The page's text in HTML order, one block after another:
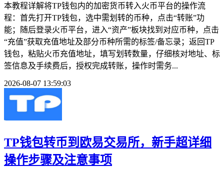
本教程详解将TP钱包内的加密货币转入火币平台的操作流
程：首先打开TP钱包，选中需划转的币种，点击“转账”功
能；随后登录火币平台，进入“资产”板块找到对应币种，点击
“充值”获取充值地址及部分币种所需的标签/备忘录；返回TP
钱包，粘贴火币充值地址，填写划转数量，仔细核对地址、标
签信息及手续费后，授权完成转账，操作时需务...
2026-08-07 13:59:03
TP钱包转币到欧易交易所，新手超详细
操作步骤及注意事项